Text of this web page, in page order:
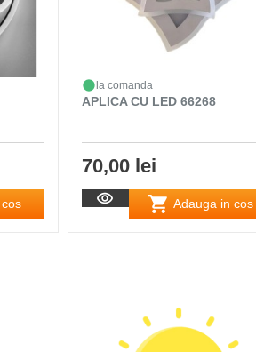
la comanda
APLICA CU LED 66268
70,00 lei
Adauga in cos